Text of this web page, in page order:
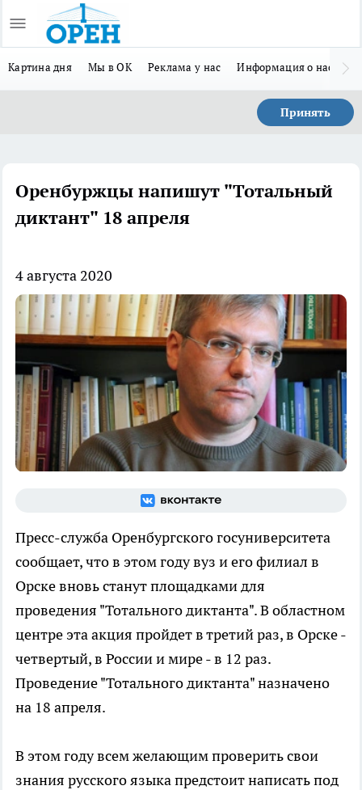
Картина дня Мы в ОК Реклама у нас Информация о нас
Принять
Оренбуржцы напишут "Тотальный
диктант" 18 апреля
4 августа 2020
Пресс-служба Оренбургского госуниверситета
сообщает, что в этом году вуз и его филиал в
Орске вновь станут площадками для
проведения "Тотального диктанта". В областном
центре эта акция пройдет в третий раз, в Орске -
четвертый, в России и мире - в 12 раз.
Проведение "Тотального диктанта" назначено
на 18 апреля.
В этом году всем желающим проверить свои
знания русского языка предстоит написать под